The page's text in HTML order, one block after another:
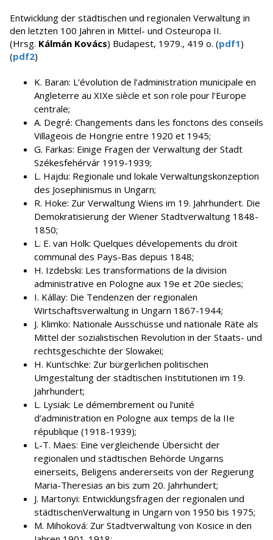
Entwicklung der städtischen und regionalen Verwaltung in
den letzten 100 Jahren in Mittel- und Osteuropa II.
(Hrsg. Kálmán Kovács) Budapest, 1979., 419 o. (pdf1)
(pdf2)
K. Baran: L’évolution de l’administration municipale en
Angleterre au XIXe siècle et son role pour l’Europe
centrale;
A. Degré: Changements dans les fonctons des conseils
Villageois de Hongrie entre 1920 et 1945;
G. Farkas: Einige Fragen der Verwaltung der Stadt
Székesfehérvár 1919-1939;
L. Hajdu: Regionale und lokale Verwaltungskonzeption
des Josephinismus in Ungarn;
R. Hoke: Zur Verwaltung Wiens im 19. Jahrhundert. Die
Demokratisierung der Wiener Stadtverwaltung 1848-
1850;
L. E. van Holk: Quelques dévelopements du droit
communal des Pays-Bas depuis 1848;
H. Izdebski: Les transformations de la division
administrative en Pologne aux 19e et 20e siecles;
I. Kállay: Die Tendenzen der regionalen
Wirtschaftsverwaltung in Ungarn 1867-1944;
J. Klimko: Nationale Ausschüsse und nationale Räte als
Mittel der sozialistischen Revolution in der Staats- und
rechtsgeschichte der Slowakei;
H. Kuntschke: Zur bürgerlichen politischen
Umgestaltung der städtischen Institutionen im 19.
Jahrhundert;
L. Lysiak: Le démembrement ou l’unité
d’administration en Pologne aux temps de la IIe
république (1918-1939);
L-T. Maes: Eine vergleichende Übersicht der
regionalen und städtischen Behörde Ungarns
einerseits, Beligens andererseits von der Regierung
Maria-Theresias an bis zum 20. Jahrhundert;
J. Martonyi: Entwicklungsfragen der regionalen und
städtischenVerwaltung in Ungarn von 1950 bis 1975;
M. Mihoková: Zur Stadtverwaltung von Kosice in den